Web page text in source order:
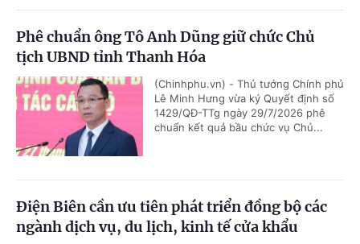
Phê chuẩn ông Tô Anh Dũng giữ chức Chủ
tịch UBND tỉnh Thanh Hóa
(Chinhphu.vn) - Thủ tướng Chính phủ
Lê Minh Hưng vừa ký Quyết định số
1429/QĐ-TTg ngày 29/7/2026 phê
chuẩn kết quả bầu chức vụ Chủ...
Điện Biên cần ưu tiên phát triển đồng bộ các
ngành dịch vụ, du lịch, kinh tế cửa khẩu